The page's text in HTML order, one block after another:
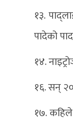
१३.
पादेको
१४.
१६. सन्
१७.